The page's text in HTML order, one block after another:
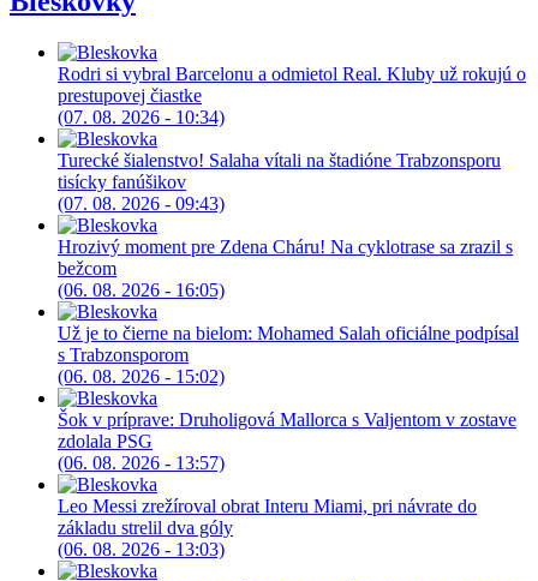
Rodri si vybral Barcelonu a odmietol Real. Kluby už rokujú o
prestupovej čiastke
(07. 08. 2026 - 10:34)
Turecké šialenstvo! Salaha vítali na štadióne Trabzonsporu
tisícky fanúšikov
(07. 08. 2026 - 09:43)
Hrozivý moment pre Zdena Cháru! Na cyklotrase sa zrazil s
bežcom
(06. 08. 2026 - 16:05)
Už je to čierne na bielom: Mohamed Salah oficiálne podpísal
s Trabzonsporom
(06. 08. 2026 - 15:02)
Šok v príprave: Druholigová Mallorca s Valjentom v zostave
zdolala PSG
(06. 08. 2026 - 13:57)
Leo Messi zrežíroval obrat Interu Miami, pri návrate do
základu strelil dva góly
(06. 08. 2026 - 13:03)